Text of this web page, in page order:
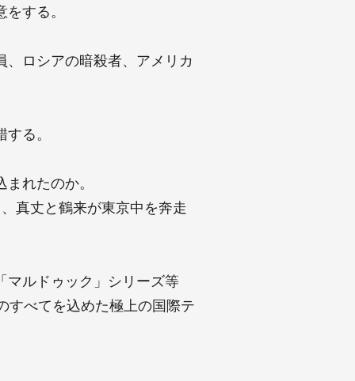
する。
ロシアの暗殺者、アメリカ
る。
れたのか。
真丈と鶴来が東京中を奔走
マルドゥック」シリーズ等
すべてを込めた極上の国際テ